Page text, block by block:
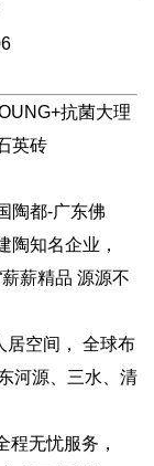
抗菌大理
英砖
陶都-广东佛
陶知名企业，
薪精品 源源不
空间， 全球布
河源、三水、清
无忧服务，